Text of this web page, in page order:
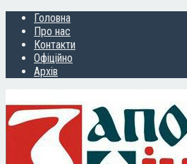
Головна
Про нас
Контакти
Офіційно
Архів